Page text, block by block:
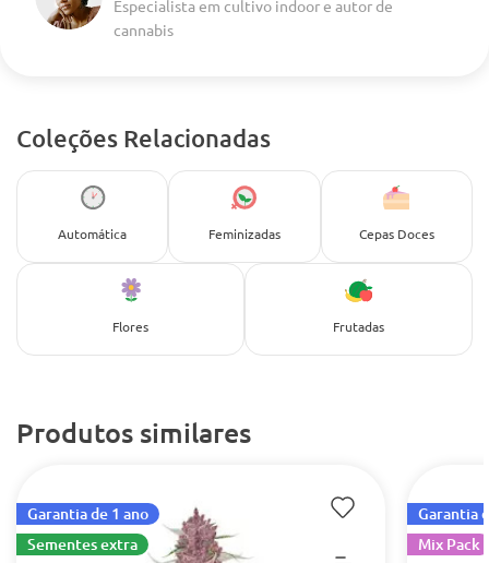
Especialista em cultivo indoor e autor de
cannabis
Coleções Relacionadas
Automática Feminizadas Cepas Doces
Flores Frutadas
Produtos similares
Garantia de 1 ano
Sementes extra
Garantia
Mix Pack